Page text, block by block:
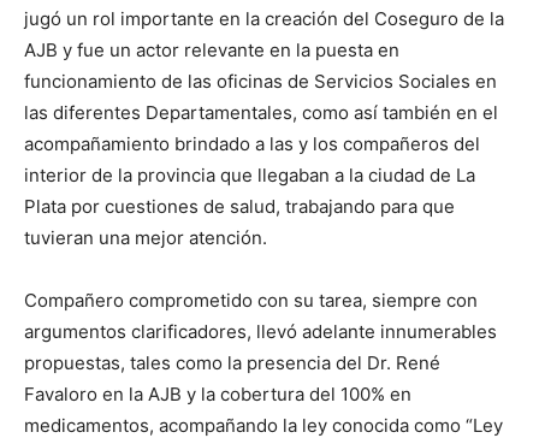
jugó un rol importante en la creación del Coseguro de la
AJB y fue un actor relevante en la puesta en
funcionamiento de las oficinas de Servicios Sociales en
las diferentes Departamentales, como así también en el
acompañamiento brindado a las y los compañeros del
interior de la provincia que llegaban a la ciudad de La
Plata por cuestiones de salud, trabajando para que
tuvieran una mejor atención.
Compañero comprometido con su tarea, siempre con
argumentos clarificadores, llevó adelante innumerables
propuestas, tales como la presencia del Dr. René
Favaloro en la AJB y la cobertura del 100% en
medicamentos, acompañando la ley conocida como “Ley